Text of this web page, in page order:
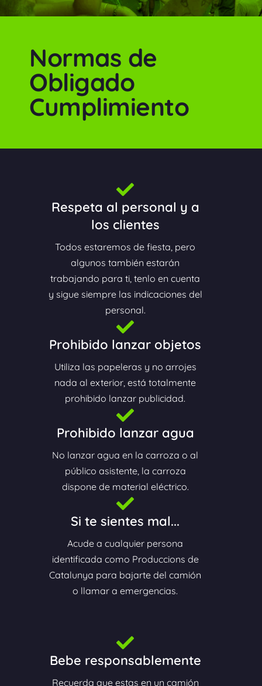
Normas de
Obligado
Cumplimiento
Respeta al personal y a
los clientes
Todos estaremos de fiesta, pero
algunos también estarán
trabajando para ti, tenlo en cuenta
y sigue siempre las indicaciones del
personal.
Prohibido lanzar objetos
Utiliza las papeleras y no arrojes
nada al exterior, está totalmente
prohibido lanzar publicidad.
Prohibido lanzar agua
No lanzar agua en la carroza o al
público asistente, la carroza
dispone de material eléctrico.
Si te sientes mal...
Acude a cualquier persona
identificada como Produccions de
Catalunya para bajarte del camión
o llamar a emergencias.
Bebe responsablemente
Recuerda que estas en un camión